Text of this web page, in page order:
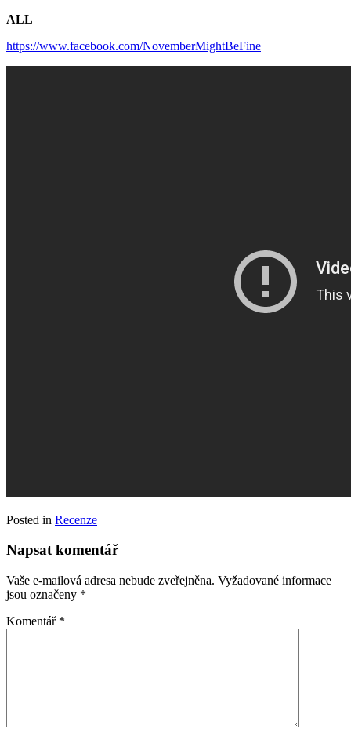
ALL
https://www.facebook.com/NovemberMightBeFine
Posted in Recenze
Napsat komentář
Vaše e-mailová adresa nebude zveřejněna. Vyžadované informace
jsou označeny *
Komentář *